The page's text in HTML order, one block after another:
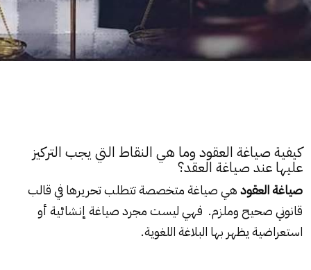
كيفية صياغة العقود وما هي النقاط التي يجب التركيز
عليها عند صياغة العقد؟
صياغة العقودهي صياغة متخصصة تتطلب تحريرها في قالب
قانوني صحيح وملزم. فهي ليست مجرد صياغة إنشائية أو
استعراضية يظهر بها البلاغة اللغوية.